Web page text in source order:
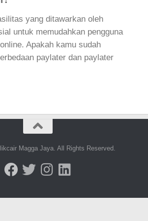
yang ditawarkan oleh
untuk memudahkan pengguna
Apakah kamu sudah
paylater dan paylater
Magga Jaya. All Rights Reserved.